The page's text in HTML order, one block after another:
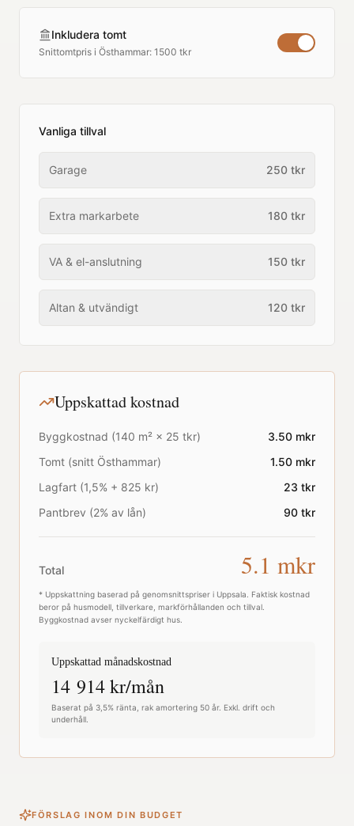
Inkludera tomt
Snittomtpris i Östhammar: 1500 tkr
Vanliga tillval
Garage 250 tkr
Extra markarbete 180 tkr
VA & el-anslutning 150 tkr
Altan & utvändigt 120 tkr
Uppskattad kostnad
Byggkostnad (140 m² × 25 tkr) 3.50 mkr
Tomt (snitt Östhammar) 1.50 mkr
Lagfart (1,5% + 825 kr)
23 tkr
Pantbrev (2% av lån)
90 tkr
Total 5.1 mkr
* Uppskattning baserad på genomsnittspriser i Uppsala . Faktisk kostnad
beror på husmodell, tillverkare, markförhållanden och tillval.
Byggkostnad avser nyckelfärdigt hus.
Uppskattad månadskostnad
14 914kr/mån
Baserat på 3,5% ränta, rak amortering 50 år. Exkl. drift och
underhåll.
FÖRSLAG INOM DIN BUDGET